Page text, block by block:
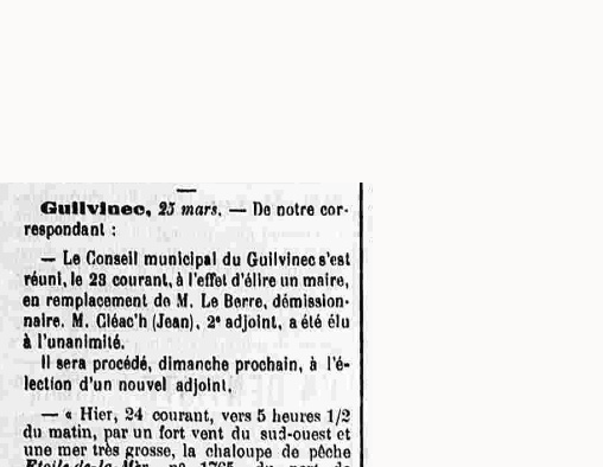
Image